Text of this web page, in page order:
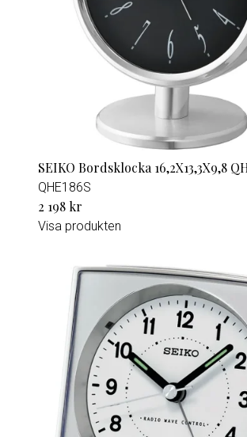
SEIKO Bordsklocka 16,2X13,3X9,8
QHE186S
2 198 kr
Visa produkten